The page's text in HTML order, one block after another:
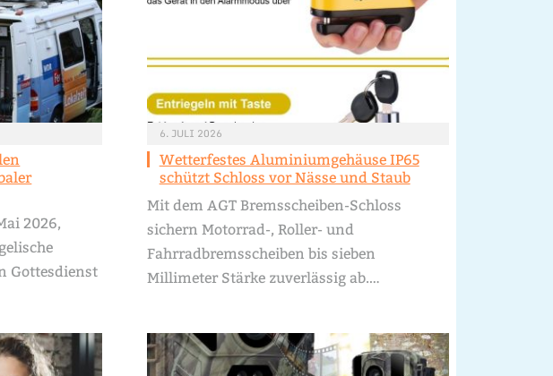
2026,
Gottesdienst
6. JULI 2026
Wetterfestes Aluminiumgehäuse IP65
schützt Schloss vor Nässe und Staub
Mit dem AGT Bremsscheiben-Schloss
sichern Motorrad-, Roller- und
Fahrradbremsscheiben bis sieben
Millimeter Stärke zuverlässig ab.…